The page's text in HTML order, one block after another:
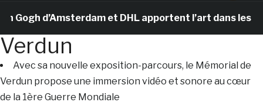
d’Amsterdam et DHL apportent l’art dans les
Verdun
Avec sa nouvelle exposition-parcours, le Mémorial de
Verdun propose une immersion vidéo et sonore au cœur
de la 1ère Guerre Mondiale